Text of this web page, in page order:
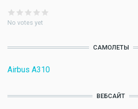
No votes yet
САМОЛЕТЫ
Airbus A310
ВЕБСАЙТ